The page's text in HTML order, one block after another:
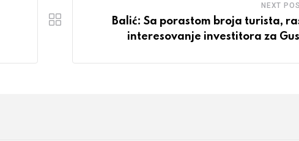
NEXT
Balić: Sa porastom broja turista,
interesovanje investitora za